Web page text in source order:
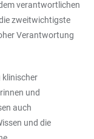
verantwortlichen
zweitwichtigste
Verantwortung
klinischer
und
auch
und die